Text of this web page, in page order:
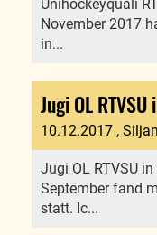
Unihockeyquali
November 2017
in...
Jugi OL
10.12.2017 ,
Jugi OL RTVSU
September fand
statt. Ic...